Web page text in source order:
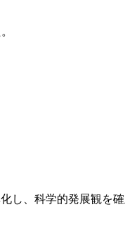
し、科学的発展観を確